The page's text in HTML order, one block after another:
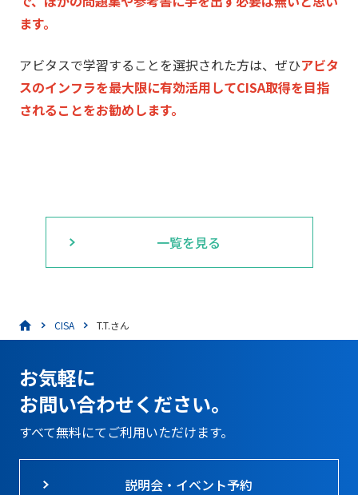
ます。
アビタスで学習することを選択された方は、 ぜひアビタ
スのインフラを最大限に有効活用してCISA取得を目指
されることをお勧めします。
一覧を見る
CISA T.T.さん
お気軽に
お問い合わせください。
すべて無料にてご利用いただけます。
説明会・イベント予約